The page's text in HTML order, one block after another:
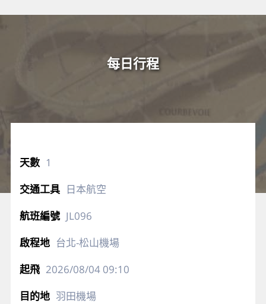
每日行程
1
日本航空
JL096
台北-松山機場
2026/08/0409:10
羽田機場